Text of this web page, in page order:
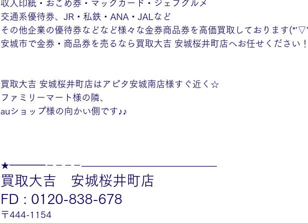
収入印紙・おこめ券・マックカード・ジェフグルメ
交通系優待券、JR・私鉄・ANA・JALなど
その他企業の優待券などなど様々な金券商品券を高価買取しております
安城市で金券・商品券を売るなら買取大吉 安城桜井町店へお任せください
買取大吉 安城桜井町店はアピタ安城南店様すぐ近く☆
ファミリーマート様の隣、
auショップ様の向かい側です♪♪
★━━━━－－－－———————————————
買取大吉　安城桜井町店
FD : 0120-838-678
〒444-1154